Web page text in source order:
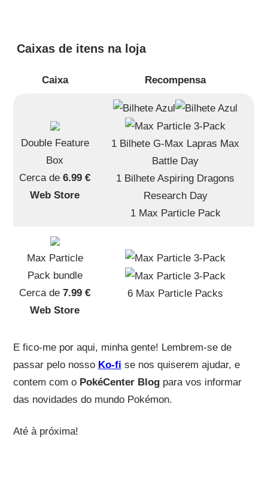
Caixas de itens na loja
Caixa Recompensa
Double Feature
Box
Cerca de6.99 €
Web Store
1 Bilhete G-Max Lapras Max
Battle Day
1 Bilhete Aspiring Dragons
Research Day
1 Max Particle Pack
Max Particle
Pack bundle
Cerca de7.99 €
Web Store
6 Max Particle Packs
E fico-me por aqui, minha gente! Lembrem-se de
passar pelo nosso Ko-fi se nos quiserem ajudar, e
contem com o PokéCenter Blogpara vos informar
das novidades do mundo Pokémon.
Até à próxima!